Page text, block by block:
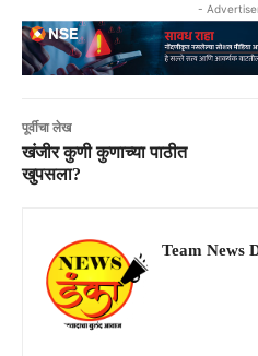
-
पूर्वीचा लेख
खंजीर कुणी कुणाच्या पाठीत
खुपसला?
Team News